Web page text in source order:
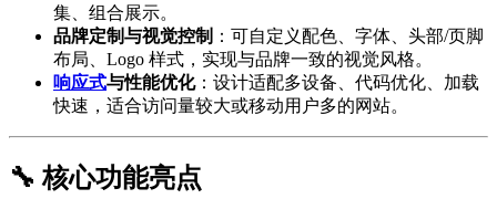
集、组合展示。
品牌定制与视觉控制 ：可自定义配色、字体、头部/页脚
布局、Logo 样式，实现与品牌一致的视觉风格。
响应式与性能优化：设计适配多设备、代码优化、加载
快速，适合访问量较大或移动用户多的网站。
🔧 核心功能亮点